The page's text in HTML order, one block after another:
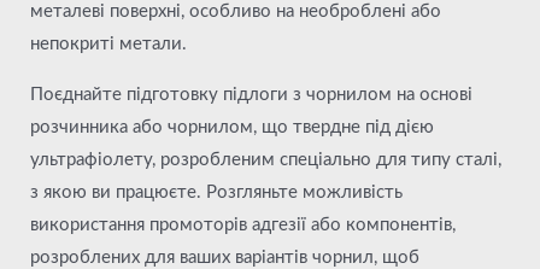
металеві поверхні, особливо на необроблені або
непокриті метали.
Поєднайте підготовку підлоги з чорнилом на основі
розчинника або чорнилом, що твердне під дією
ультрафіолету, розробленим спеціально для типу сталі,
з якою ви працюєте. Розгляньте можливість
використання промоторів адгезії або компонентів,
розроблених для ваших варіантів чорнил, щоб